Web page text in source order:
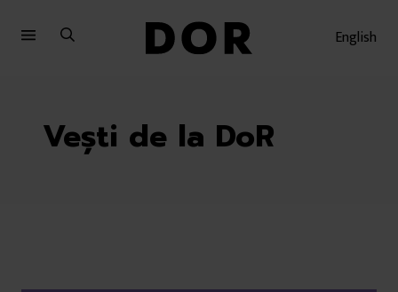
English
Vești de la DoR